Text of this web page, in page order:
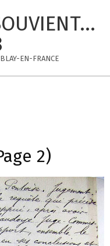
EN-FRANCE
2)